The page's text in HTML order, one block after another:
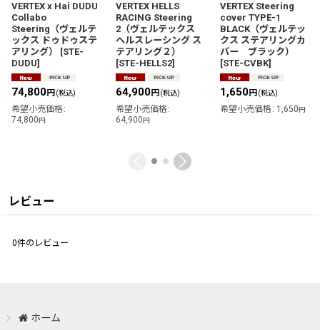
VERTEX x Hai DUDU
Collabo
Steering（ヴェルテ
ックス ドゥドゥステ
アリング）
[STE-
DUDU]
74,800円 (税込)
希望小売価格 :
74,800円
VERTEX HELLS
RACING Steering
2（ヴェルテックス
ヘルスレーシング ス
テアリング２）
[STE-HELLS2]
64,900円 (税込)
希望小売価格 :
64,900円
VERTEX Steering
cover TYPE-1
BLACK（ヴェルテッ
クス ステアリングカ
バー ブラック）
[STE-CVBK]
1,650円 (税込)
希望小売価格 : 1,650円
レビュー
0件のレビュー
ホーム